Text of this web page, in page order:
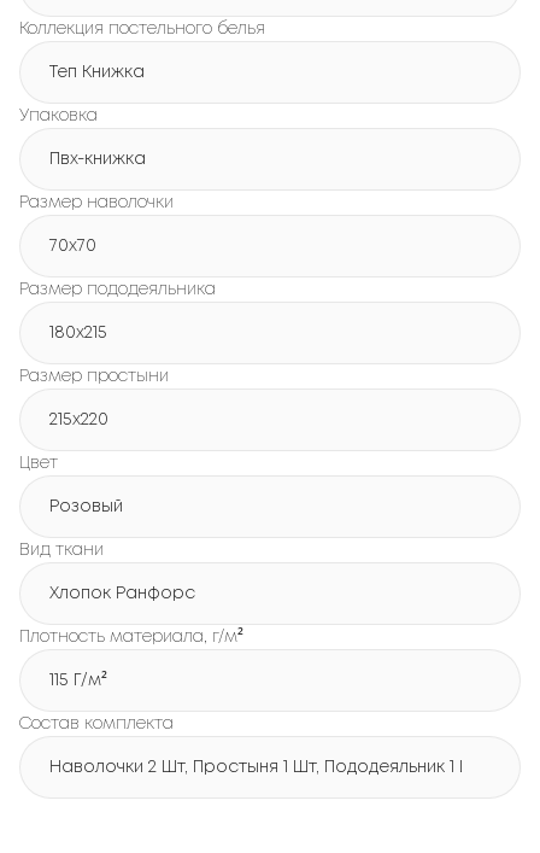
Коллекция постельного белья
Теп Книжка
Упаковка
Пвх-книжка
Размер наволочки
70x70
Размер пододеяльника
180х215
Размер простыни
215х220
Цвет
Розовый
Вид ткани
Хлопок Ранфорс
Плотность материала, г/м²
115 Г/м²
Состав комплекта
Наволочки 2 Шт, Простыня 1 Шт, Пододеяльник 1 Шт